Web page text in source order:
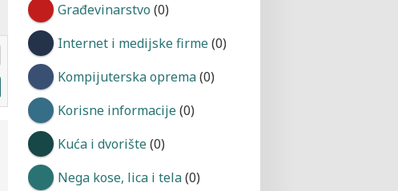
Građevinarstvo (0)
Internet i medijske firme(0)
Kompijuterska oprema(0)
Korisne informacije(0)
Kuća i dvorište(0)
Nega kose, lica i tela(0)